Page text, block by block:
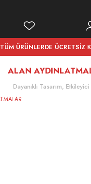
TÜM ÜRÜNLERDE ÜCRETSİZ
ALAN
Dayanıklı Tasarım, Etkileyici